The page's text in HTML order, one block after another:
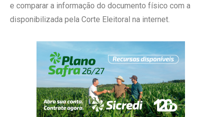
e comparar a informação do documento físico com a
disponibilizada pela Corte Eleitoral na internet.